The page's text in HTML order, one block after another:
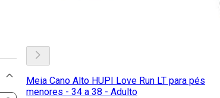
Meia Cano Alto HUPI Love Run LT para pés
menores - 34 a 38 - Adulto